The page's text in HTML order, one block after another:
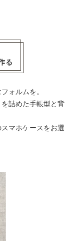
る
ォルムを。
詰めた手帳型と背
マホケースをお選